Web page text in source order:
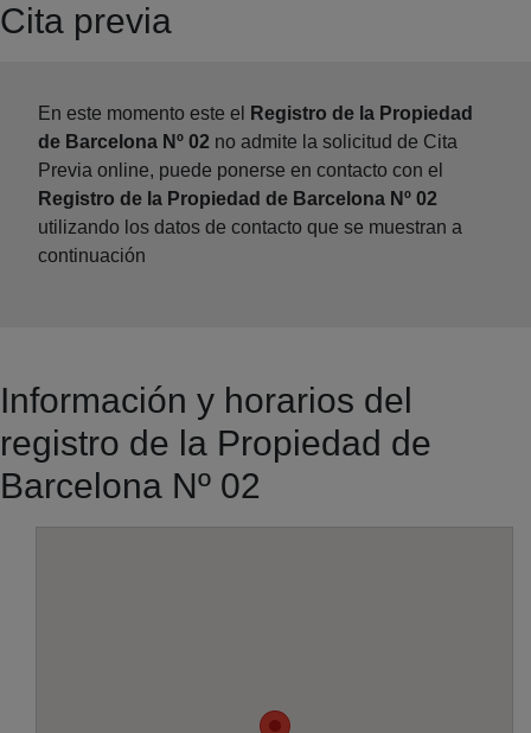
Cita previa
En este momento este el
Registro de la Propiedad
de Barcelona Nº 02 no admite la solicitud de Cita
Previa online, puede ponerse en contacto con el
Registro de la Propiedad de Barcelona Nº 02
utilizando los datos de contacto que se muestran a
continuación
Información y horarios del
registro de la Propiedad de
Barcelona Nº 02